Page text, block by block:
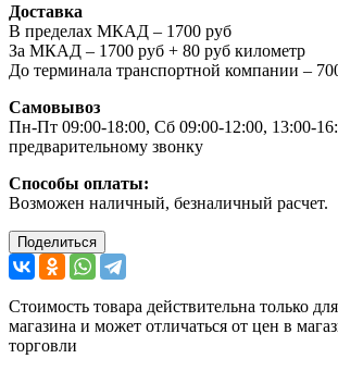
Доставка
В пределах МКАД – 1700 руб
За МКАД – 1700 руб + 80 руб километр
До терминала транспортной компании –
Самовывоз
Пн-Пт 09:00-18:00, Сб 09:00-12:00, 13:00-
предварительному звонку
Способы оплаты:
Возможен наличный, безналичный расчет.
Поделиться
Стоимость товара действительна только
магазина и может отличаться от цен в
торговли